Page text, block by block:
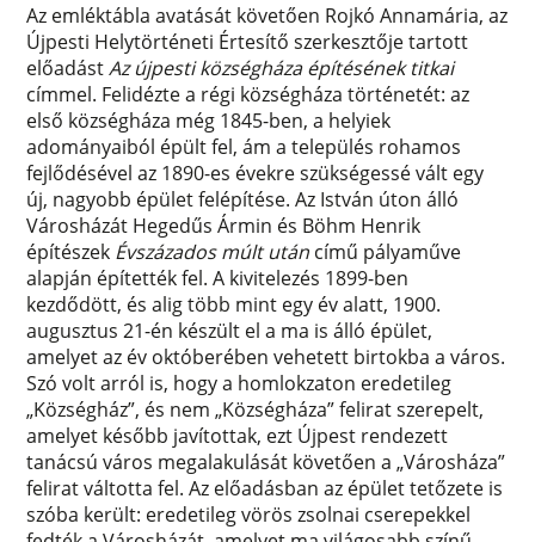
Az emléktábla avatását követően Rojkó Annamária, az
Újpesti Helytörténeti Értesítő szerkesztője tartott
előadástAz újpesti községháza építésének titkai
címmel. Felidézte a régi községháza történetét: az
első községháza még 1845-ben, a helyiek
adományaiból épült fel, ám a település rohamos
fejlődésével az 1890-es évekre szükségessé vált egy
új, nagyobb épület felépítése. Az István úton álló
Városházát Hegedűs Ármin és Böhm Henrik
építészek Évszázados múlt után című pályaműve
alapján építették fel. A kivitelezés 1899-ben
kezdődött, és alig több mint egy év alatt, 1900.
augusztus 21-én készült el a ma is álló épület,
amelyet az év októberében vehetett birtokba a város.
Szó volt arról is, hogy a homlokzaton eredetileg
„Községház”, és nem „Községháza” felirat szerepelt,
amelyet később javítottak, ezt Újpest rendezett
tanácsú város megalakulását követően a „Városháza”
felirat váltotta fel. Az előadásban az épület tetőzete is
szóba került: eredetileg vörös zsolnai cserepekkel